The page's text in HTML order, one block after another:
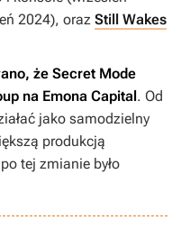
2024), oraz Still Wakes
że Secret Mode
na Emona Capital. Od
jako samodzielny
produkcją
tej zmianie było